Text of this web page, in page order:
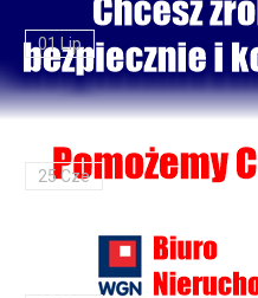
01 Lip
Gminne Zawody Sportowo-
25 Cze
XXVII Festiwal Kapel
5 lipca w Parku na Podzamczu